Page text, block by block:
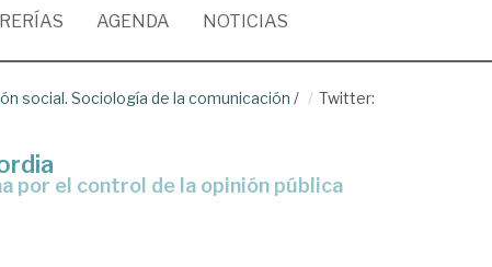
AGENDA NOTICIAS
social. Sociología de la comunicación /
Twitter:
por el control de la opinión pública